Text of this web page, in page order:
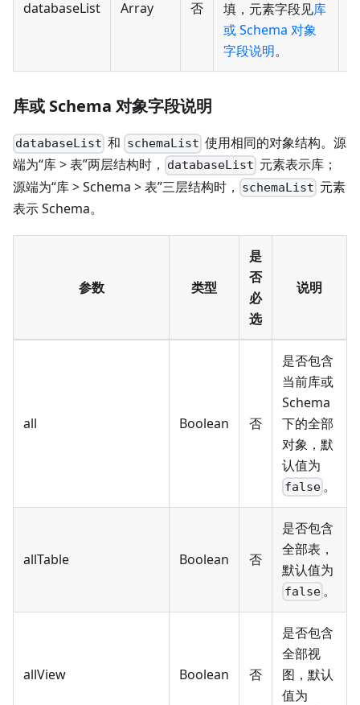
databaseList Array 否 填，元素字段见库
或 Schema 对象
字段说明。
库或 Schema 对象字段说明
databaseList 和 schemaList 使用相同的对象结构。源
端为“库 > 表”两层结构时，
databaseList 元素表示库；
源端为“库 > Schema > 表”三层结构时，
schemaList 元素
表示 Schema。
参数 类型
是
否
必
选
说明
all Boolean 否
是否包含
当前库或
Schema
下的全部
对象，默
认值为
false 。
allTable Boolean 否
是否包含
全部表，
默认值为
false 。
allView Boolean 否
是否包含
全部视
图，默认
值为